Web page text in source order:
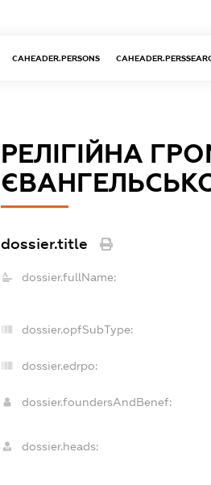
CAHEADER.PERSONS
РЕЛІГІЙНА
dossier.title
dossier.fullName:
dossier.opfSubType:
dossier.edrpo:
dossier.foundersAndBenef:
dossier.heads: